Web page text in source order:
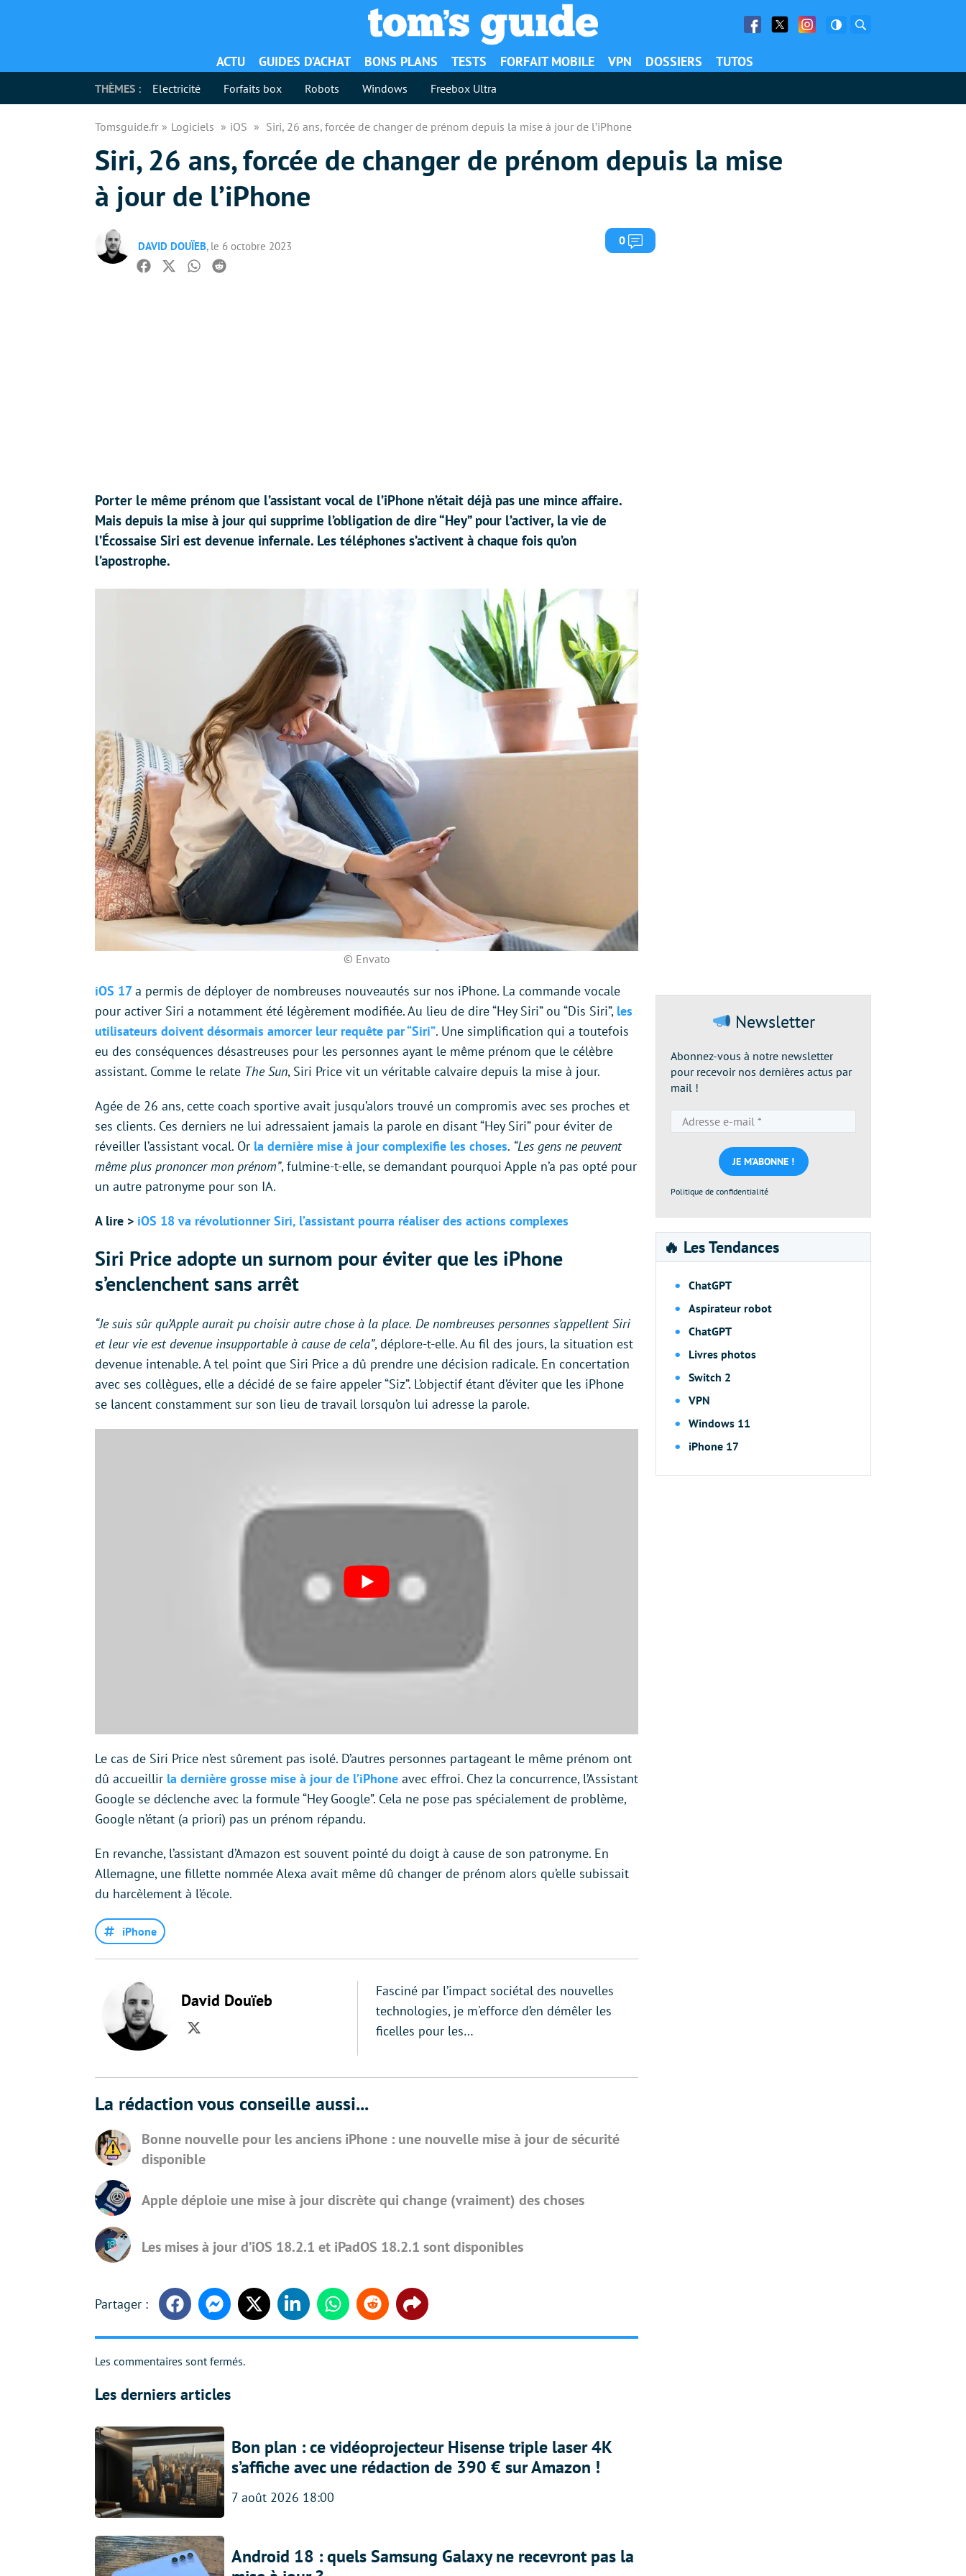
Facebook
Twitter Facebook
ACTU GUIDES D’ACHAT BONS PLANS TESTS FORFAIT MOBILE VPN DOSSIERS TUTOS
THÈMES : Electricité Forfaits box Robots Windows Freebox Ultra
Tomsguide.fr Logiciels iOS Siri, 26 ans, forcée de changer de prénom depuis la mise à jour de l’iPhone
Siri, 26 ans, forcée de changer de prénom depuis la mise
à jour de l’iPhone
DAVID DOUÏEB, le 6 octobre 2023 0 Commentaires
Facebook
TwitterWhatsapp
Reddit
Porter le même prénom que l’assistant vocal de l’iPhone n’était déjà pas une mince affaire.
Mais depuis la mise à jour qui supprime l’obligation de dire “Hey” pour l’activer, la vie de
l’Écossaise Siri est devenue infernale. Les téléphones s’activent à chaque fois qu’on
l’apostrophe.
© Envato
iOS 17a permis de déployer de nombreuses nouveautés sur nos iPhone. La commande vocale
pour activer Siri a notamment été légèrement modifiée. Au lieu de dire “Hey Siri” ou “Dis Siri”, les
utilisateurs doivent désormais amorcer leur requête par “Siri”. Une simplification qui a toutefois
eu des conséquences désastreuses pour les personnes ayant le même prénom que le célèbre
assistant. Comme le relate The Sun, Siri Price vit un véritable calvaire depuis la mise à jour.
Agée de 26 ans, cette coach sportive avait jusqu’alors trouvé un compromis avec ses proches et
ses clients. Ces derniers ne lui adressaient jamais la parole en disant “Hey Siri” pour éviter de
réveiller l’assistant vocal. Or la dernière mise à jour complexifie les choses. “Les gens ne peuvent
même plus prononcer mon prénom”, fulmine-t-elle, se demandant pourquoi Apple n’a pas opté pour
un autre patronyme pour son IA.
A lire > iOS 18 va révolutionner Siri, l’assistant pourra réaliser des actions complexes
Siri Price adopte un surnom pour éviter que les iPhone
s’enclenchent sans arrêt
“Je suis sûr qu’Apple aurait pu choisir autre chose à la place. De nombreuses personnes s’appellent Siri
et leur vie est devenue insupportable à cause de cela”, déplore-t-elle. Au fil des jours, la situation est
devenue intenable. A tel point que Siri Price a dû prendre une décision radicale. En concertation
avec ses collègues, elle a décidé de se faire appeler “Siz”. L’objectif étant d’éviter que les iPhone
se lancent constamment sur son lieu de travail lorsqu’on lui adresse la parole.
Le cas de Siri Price n’est sûrement pas isolé. D’autres personnes partageant le même prénom ont
dû accueillir la dernière grosse mise à jour de l’iPhone avec effroi. Chez la concurrence, l’Assistant
Google se déclenche avec la formule “Hey Google”. Cela ne pose pas spécialement de problème,
Google n’étant (a priori) pas un prénom répandu.
En revanche, l’assistant d’Amazon est souvent pointé du doigt à cause de son patronyme. En
Allemagne, une fillette nommée Alexa avait même dû changer de prénom alors qu’elle subissait
du harcèlement à l’école.
iPhone
David Douïeb
Twitter
Fasciné par l’impact sociétal des nouvelles
technologies, je m'efforce d’en démêler les
ficelles pour les…
La rédaction vous conseille aussi...
Bonne nouvelle pour les anciens iPhone : une nouvelle mise à jour de sécurité
disponible
Apple déploie une mise à jour discrète qui change (vraiment) des choses
Les mises à jour d’iOS 18.2.1 et iPadOS 18.2.1 sont disponibles
FacebookMessengerTwitter LinkedinWhatsappReddit Share
Les commentaires sont fermés.
Les derniers articles
Bon plan : ce vidéoprojecteur Hisense triple laser 4K
s’affiche avec une rédaction de 390 € sur Amazon !
7 août 2026 18:00
Android 18 : quels Samsung Galaxy ne recevront pas la
Newsletter
Abonnez-vous à notre newsletter
pour recevoir nos dernières actus par
mail !
e-
mail
*
Politique de confidentialité
🔥 Les Tendances
ChatGPT
Aspirateur robot
ChatGPT
Livres photos
Switch 2
VPN
Windows 11
iPhone 17